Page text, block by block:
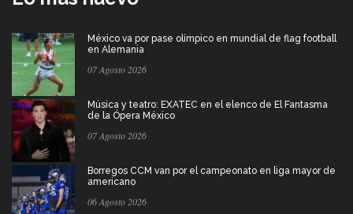
México va por pase olímpico en mundial de flag football
en Alemania
07 Agosto 2026
Música y teatro: EXATEC en el elenco de El Fantasma
de la Ópera México
07 Agosto 2026
Borregos CCM van por el campeonato en liga mayor de
americano
06 Agosto 2026